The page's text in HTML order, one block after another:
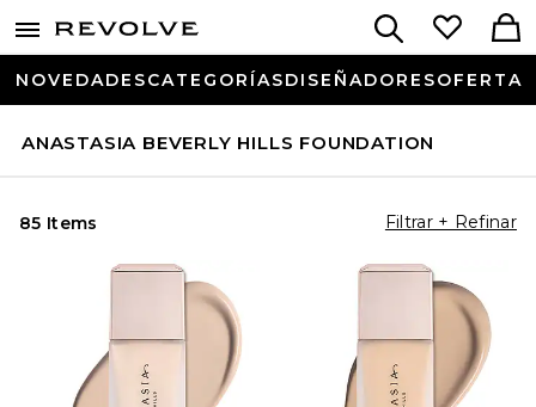
NOVEDADESCATEGORÍASDISEÑADORESOFERTA
ANASTASIA BEVERLY HILLS FOUNDATION
85 Items Filtrar + Refinar